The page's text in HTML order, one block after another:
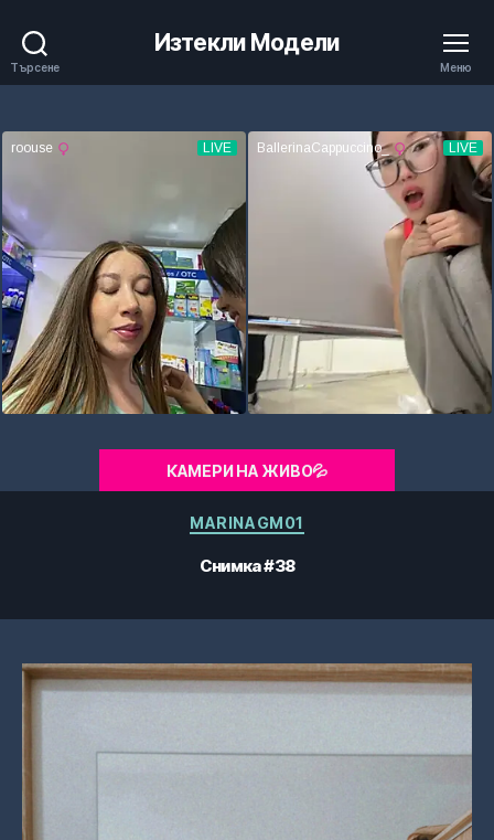
Търсене
Изтекли Модели
Меню
КАМЕРИ НА ЖИВО💦
Категории
MARINAGM01
Снимка #38